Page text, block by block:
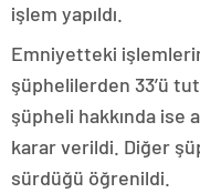
işlem yapıldı.
Emniyetteki
şüphelilerden 33’ü
şüpheli hakkında ise
karar verildi. Diğer
sürdüğü öğrenildi.